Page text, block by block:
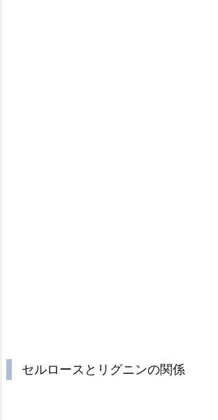
セルロースとリグニンの関係